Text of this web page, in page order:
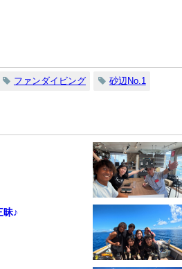
ファンダイビング 砂辺No.1
昧♪